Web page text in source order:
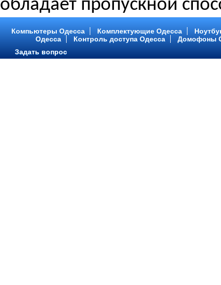
обладает пропускной
Компьютеры Одесса Комплектующие Одесса
Одесса
Контроль доступа Одесса
Домофоны
Задать вопрос